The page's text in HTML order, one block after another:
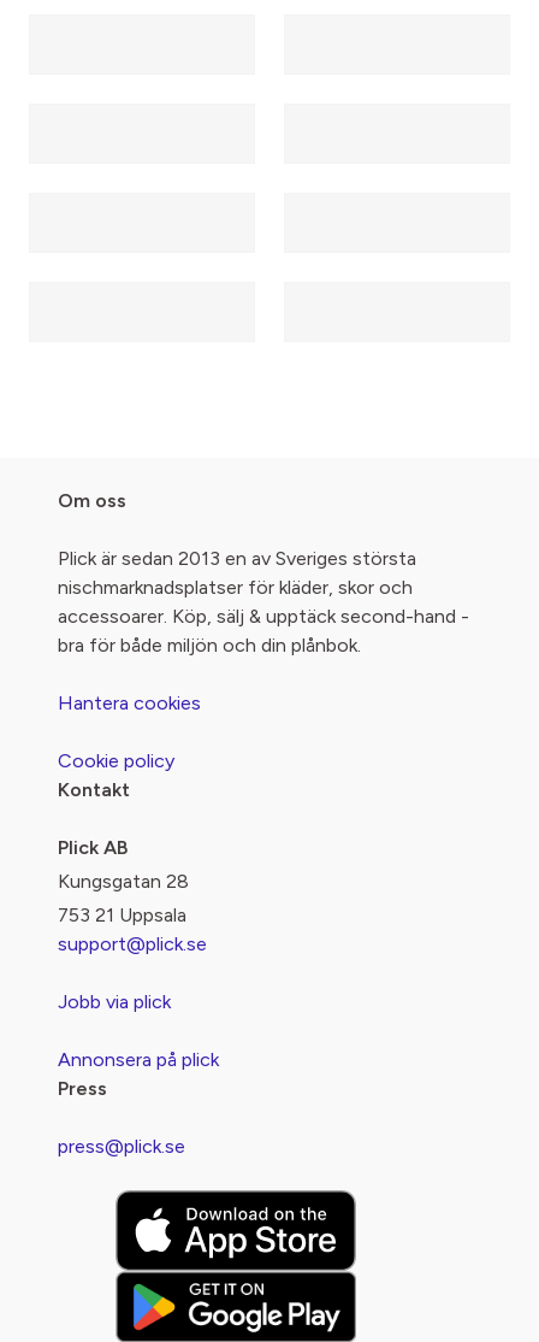
Om oss
Plick är sedan 2013 en av Sveriges största
nischmarknadsplatser för kläder, skor och
accessoarer. Köp, sälj & upptäck second-hand -
bra för både miljön och din plånbok.
Hantera cookies
Cookie policy
Kontakt
Plick AB
Kungsgatan 28
753 21 Uppsala
support@plick.se
Jobb via plick
Annonsera på plick
Press
press@plick.se